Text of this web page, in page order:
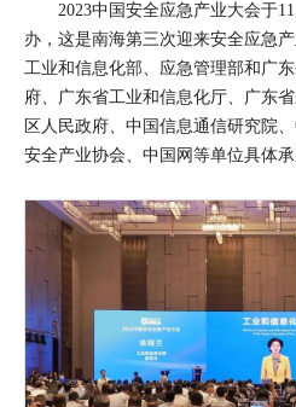
2023中国安全应急产业大会于
办，这是南海第三次迎来安全应急
工业和信息化部、应急管理部和广
府、广东省工业和信息化厅、广东
区人民政府、中国信息通信研究院
安全产业协会、中国网等单位具体承